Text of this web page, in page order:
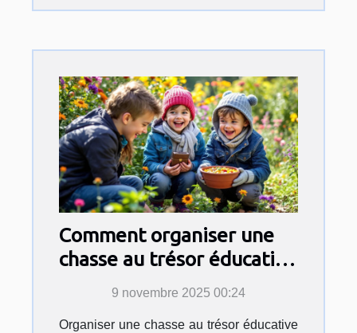
Comment organiser une
chasse au trésor éducative
pour enfants ?
9 novembre 2025 00:24
Organiser une chasse au trésor éducative